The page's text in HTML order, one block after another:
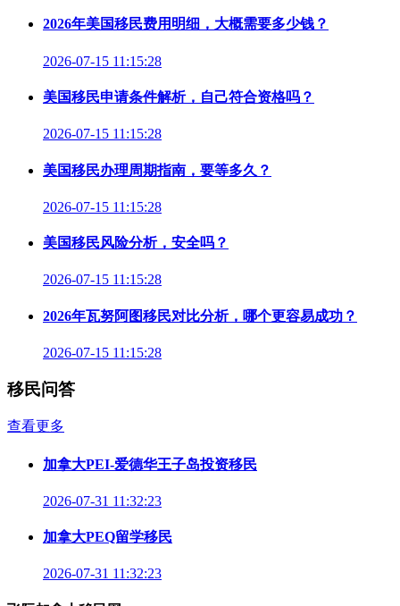
2026年美国移民费用明细，大概需要多少钱？
2026-07-15 11:15:28
美国移民申请条件解析，自己符合资格吗？
2026-07-15 11:15:28
美国移民办理周期指南，要等多久？
2026-07-15 11:15:28
美国移民风险分析，安全吗？
2026-07-15 11:15:28
2026年瓦努阿图移民对比分析，哪个更容易成功？
2026-07-15 11:15:28
移民问答
查看更多
加拿大PEI-爱德华王子岛投资移民
2026-07-31 11:32:23
加拿大PEQ留学移民
2026-07-31 11:32:23